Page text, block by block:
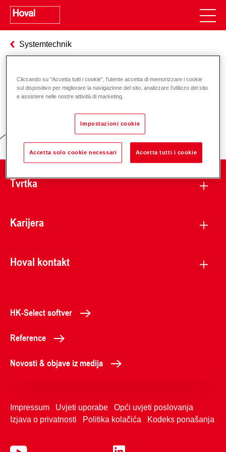
Systemtechnik
Odgovornost za energiju i okoliš
Tvrtka
Karijera
Hoval kontakt
HK-Select softver
Reference
Novosti & objave iz medija
Impressum Uvjeti uporabe
Opći uvjeti poslovanja
Izjava o privatnosti
Politika kolačića Kodeks ponašanja
Cliccando su “Accetta tutti i cookie”, l'utente accetta di memorizzare i cookie
sul dispositivo per migliorare la navigazione del sito, analizzare l'utilizzo del sito
e assistere nelle nostre attività di marketing.
Impostazioni cookie
Accetta solo cookie necessari Accetta tutti i cookie